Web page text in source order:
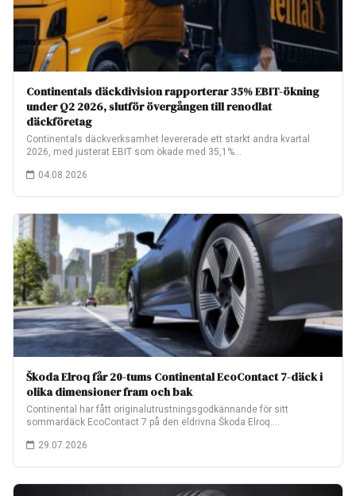
Continentals däckdivision rapporterar 35% EBIT-ökning
under Q2 2026, slutför övergången till renodlat
däckföretag
Continentals däckverksamhet levererade ett starkt andra kvartal
2026, med justerat EBIT som ökade med 35,1%…
04.08.2026
Škoda Elroq får 20-tums Continental EcoContact 7-däck i
olika dimensioner fram och bak
Continental har fått originalutrustningsgodkännande för sitt
sommardäck EcoContact 7 på den eldrivna Škoda Elroq.
29.07.2026